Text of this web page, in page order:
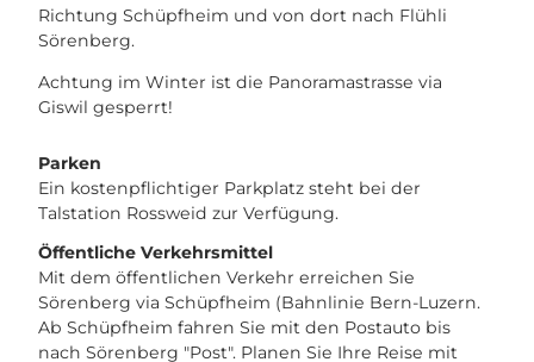
Richtung Schüpfheim und von dort nach Flühli
Sörenberg.
Achtung im Winter ist die Panoramastrasse via
Giswil gesperrt!
Parken
Ein kostenpflichtiger Parkplatz steht bei der
Talstation Rossweid zur Verfügung.
Öffentliche Verkehrsmittel
Mit dem öffentlichen Verkehr erreichen Sie
Sörenberg via Schüpfheim (Bahnlinie Bern-Luzern.
Ab Schüpfheim fahren Sie mit den Postauto bis
nach Sörenberg "Post". Planen Sie Ihre Reise mit